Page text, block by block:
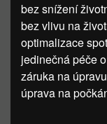
bez snížení
bez vlivu na
optimalizace
jedinečná péče
záruka na úpravu
úprava na